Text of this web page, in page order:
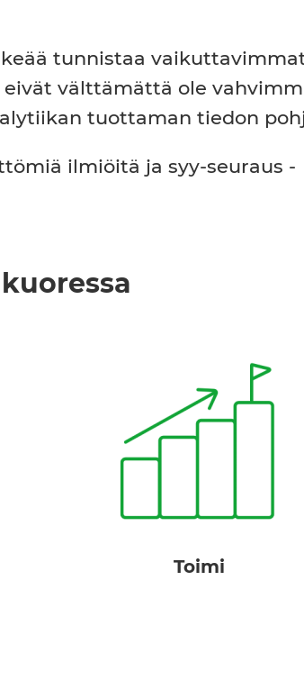
tunnistaa
välttämättä ole
tuottaman tiedon
ilmiöitä ja syy-seuraus -
Toimi
kehittämiseksi.